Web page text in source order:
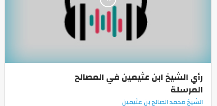
رأي الشيخ ابن عثيمين في المصالح
المرسلة
الشيخ محمد الصالح بن عثيمين